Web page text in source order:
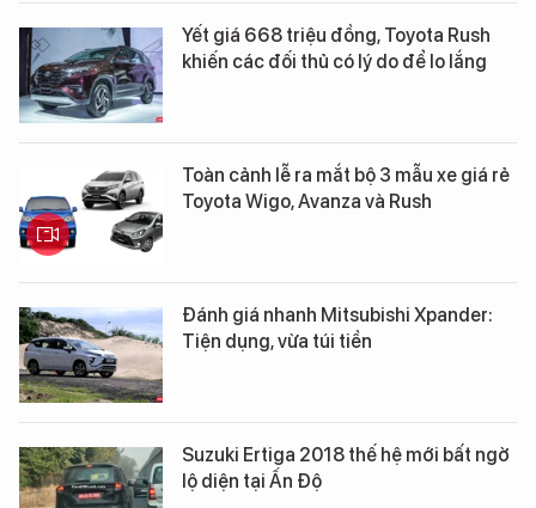
Yết giá 668 triệu đồng, Toyota Rush
khiến các đối thủ có lý do để lo lắng
Toàn cảnh lễ ra mắt bộ 3 mẫu xe giá rẻ
Toyota Wigo, Avanza và Rush
Đánh giá nhanh Mitsubishi Xpander:
Tiện dụng, vừa túi tiền
Suzuki Ertiga 2018 thế hệ mới bất ngờ
lộ diện tại Ấn Độ